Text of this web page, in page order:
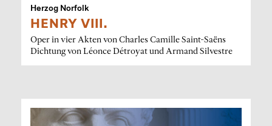
Herzog Norfolk
HENRY VIII.
Oper in vier Akten von Charles Camille Saint-Saëns
Dichtung von Léonce Détroyat und Armand Silvestre